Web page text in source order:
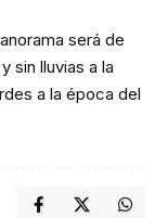
será de
sin lluvias a la
a la época del